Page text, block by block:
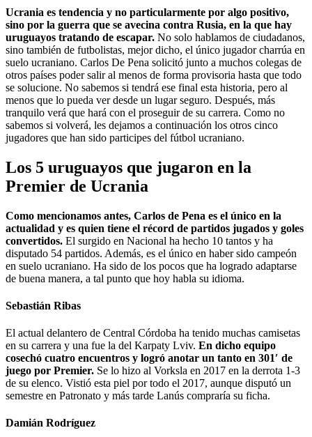
Ucrania es tendencia y no particularmente por algo positivo,
sino por la guerra que se avecina contra Rusia, en la que hay
uruguayos tratando de escapar. No solo hablamos de ciudadanos,
sino también de futbolistas, mejor dicho, el único jugador charrúa en
suelo ucraniano. Carlos De Pena solicitó junto a muchos colegas de
otros países poder salir al menos de forma provisoria hasta que todo
se solucione. No sabemos si tendrá ese final esta historia, pero al
menos que lo pueda ver desde un lugar seguro. Después, más
tranquilo verá que hará con el proseguir de su carrera. Como no
sabemos si volverá, les dejamos a continuación los otros cinco
jugadores que han sido participes del fútbol ucraniano.
Los 5 uruguayos que jugaron en la
Premier de Ucrania
Como mencionamos antes, Carlos de Pena es el único en la
actualidad y es quien tiene el récord de partidos jugados y goles
convertidos. El surgido en Nacional ha hecho 10 tantos y ha
disputado 54 partidos. Además, es el único en haber sido campeón
en suelo ucraniano. Ha sido de los pocos que ha logrado adaptarse
de buena manera, a tal punto que hoy habla su idioma.
Sebastián Ribas
El actual delantero de Central Córdoba ha tenido muchas camisetas
en su carrera y una fue la del Karpaty Lviv. En dicho equipo
cosechó cuatro encuentros y logró anotar un tanto en 301′ de
juego por Premier. Se lo hizo al Vorksla en 2017 en la derrota 1-3
de su elenco. Vistió esta piel por todo el 2017, aunque disputó un
semestre en Patronato y más tarde Lanús compraría su ficha.
Damián Rodríguez